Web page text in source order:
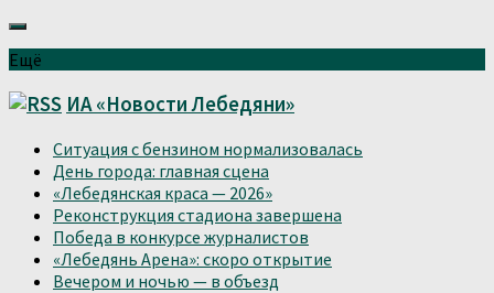
Ещё
ИА «Новости Лебедяни»
Ситуация с бензином нормализовалась
День города: главная сцена
«Лебедянская краса — 2026»
Реконструкция стадиона завершена
Победа в конкурсе журналистов
«Лебедянь Арена»: скоро открытие
Вечером и ночью — в объезд